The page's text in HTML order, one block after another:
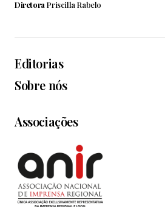
Diretora Priscilla Rabelo
Editorias
Sobre nós
Associações